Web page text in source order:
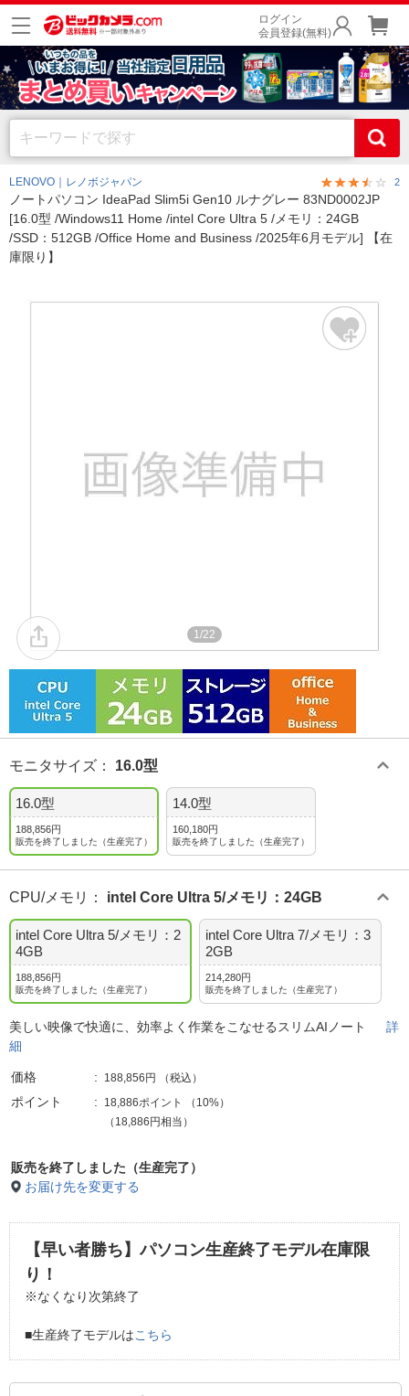
ログイン
会員登録(無料)
LENOVO｜レノボジャパン 2
ノートパソコン IdeaPad Slim5i Gen10 ルナグレー 83ND0002JP
[16.0型 /Windows11 Home /intel Core Ultra 5 /メモリ：24GB
/SSD：512GB /Office Home and Business /2025年6月モデル] 【在
庫限り】
1/22
モニタサイズ ： 16.0型
16.0型
188,856円
販売を終了しました（生産完了）
14.0型
160,180円
販売を終了しました（生産完了）
CPU/メモリ ： intel Core Ultra 5/メモリ：24GB
intel Core Ultra 5/メモリ：2
4GB
188,856円
販売を終了しました（生産完了）
intel Core Ultra 7/メモリ：3
2GB
214,280円
販売を終了しました（生産完了）
美しい映像で快適に、効率よく作業をこなせるスリムAIノート 詳
細
価格 188,856円 （税込）
ポイント 18,886ポイント （ 10%）
（18,886円相当）
販売を終了しました（生産完了）
お届け先を変更する
【早い者勝ち】パソコン生産終了モデル在庫限
り！
※なくなり次第終了
■生産終了モデルはこちら